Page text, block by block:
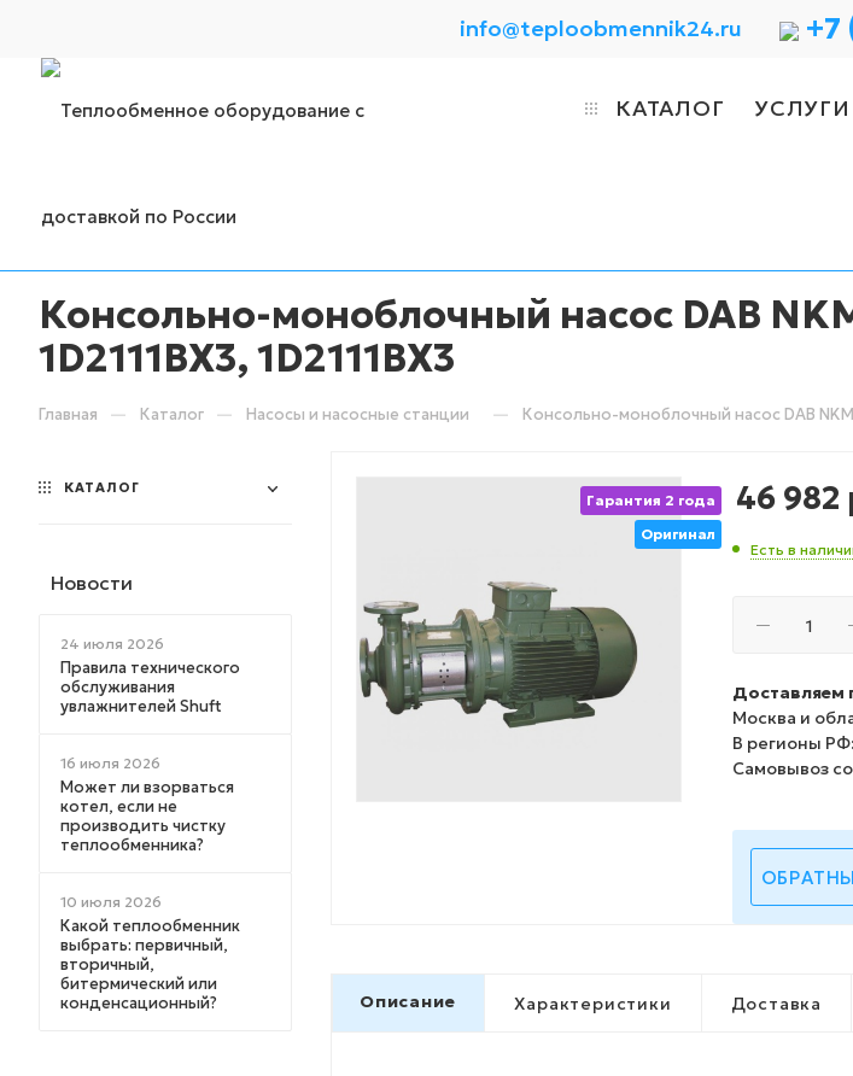
info@teploobmennik24.ru +7
КАТАЛОГ УСЛУГИ
Консольно-моноблочный насос DAB
1D2111BX3, 1D2111BX3
Главная — Каталог — Насосы и насосные станции — Консольно-моноблочный насос DAB
Гарантия 2 года
Оригинал
46 982
Есть в
Доставляем
Москва и
В регионы РФ:
Самовывоз
Описание Характеристики Доставка
КАТАЛОГ
Новости
24 июля 2026
Правила технического
обслуживания
увлажнителей Shuft
16 июля 2026
Может ли взорваться
котел, если не
производить чистку
теплообменника?
10 июля 2026
Какой теплообменник
выбрать: первичный,
вторичный,
битермический или
конденсационный?